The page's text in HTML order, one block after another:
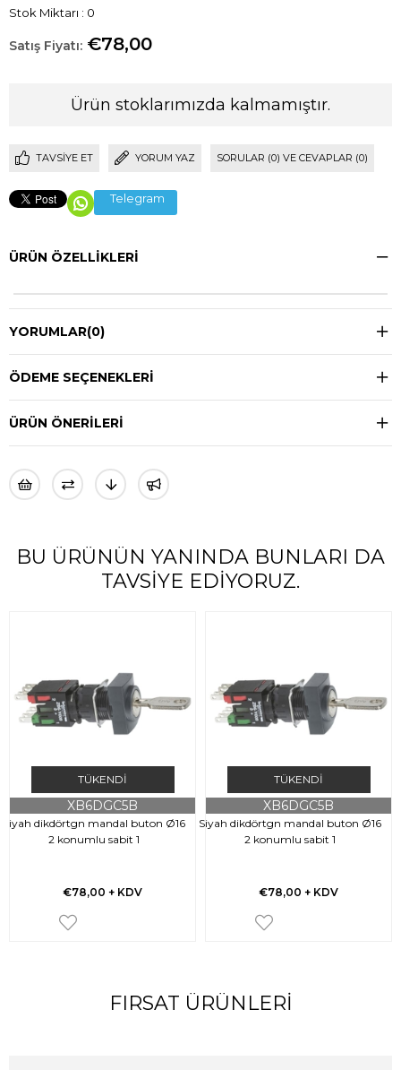
Stok Miktarı : 0
€78,00
Ürün stoklarımızda kalmamıştır.
TAVSIYE ET YORUM YAZ SORULAR (0) VE CEVAPLAR (0)
Telegram
ÜRÜN ÖZELLIKLERI
YORUMLAR(0)
ÖDEME SEÇENEKLERI
ÜRÜN ÖNERILERI
BU ÜRÜNÜN YANINDA BUNLARI DA
TAVSIYE EDIYORUZ.
TÜKENDI
Siyah dikdörtgn mandal buton Ø16
2 konumlu sabit 1
XB6DGC5B
€78,00 + KDV
TÜKENDI
Siyah dikdörtgn mandal buton Ø16
2 konumlu sabit 1
XB6DGC5B
€78,00 + KDV
FIRSAT ÜRÜNLERI